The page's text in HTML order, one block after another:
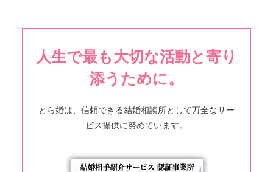
人生で最も大切な活動と寄り
添うために。
とら婚は、信頼できる結婚相談所として万全なサー
ビス提供に努めています。